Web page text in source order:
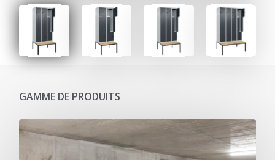
GAMME DE PRODUITS